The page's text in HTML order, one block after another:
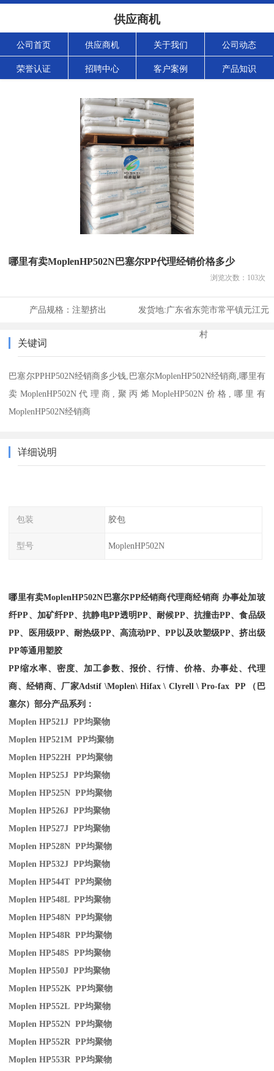
供应商机
公司首页 供应商机 关于我们 公司动态
荣誉认证 招聘中心 客户案例 产品知识
哪里有卖MoplenHP502N巴塞尔PP代理经销价格多少
浏览次数： 103次
产品规格： 注塑挤出 发货地:广东省东莞市常平镇元江元
村
关键词
巴塞尔PPHP502N经销商多少钱,巴塞尔MoplenHP502N经销商,哪里有
卖MoplenHP502N代理商,聚丙烯MopleHP502N价格,哪里有
MoplenHP502N经销商
详细说明
包装 胶包
型号 MoplenHP502N
哪里有卖MoplenHP502N 巴塞尔PP经销商代理商经销商 办事处加玻
纤PP、加矿纤PP、抗静电PP透明PP、耐候PP、抗撞击PP、食品级
PP、医用级PP、耐热级PP、高流动PP、PP以及吹塑级PP、挤出级
PP等通用塑胶
PP缩水率、密度、加工参数、报价、行情、价格、办事处、代理
商、经销商、厂家Adstif \Moplen\ Hifax \ Clyrell \ Pro-fax PP （巴
塞尔）部分产品系列：
Moplen HP521J PP均聚物
Moplen HP521M PP均聚物
Moplen HP522H PP均聚物
Moplen HP525J PP均聚物
Moplen HP525N PP均聚物
Moplen HP526J PP均聚物
Moplen HP527J PP均聚物
Moplen HP528N PP均聚物
Moplen HP532J PP均聚物
Moplen HP544T PP均聚物
Moplen HP548L PP均聚物
Moplen HP548N PP均聚物
Moplen HP548R PP均聚物
Moplen HP548S PP均聚物
Moplen HP550J PP均聚物
Moplen HP552K PP均聚物
Moplen HP552L PP均聚物
Moplen HP552N PP均聚物
Moplen HP552R PP均聚物
Moplen HP553R PP均聚物